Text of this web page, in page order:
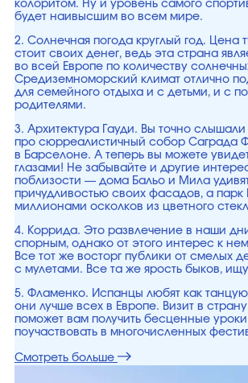
колоритом. Ну и уровень самого
будет наивысшим во всем мире.
2. Солнечная погода круглый год. Цена
стоит своих денег, ведь эта страна
во всей Европе по количеству
Средиземноморский климат отлично
для семейного отдыха и с детьми, и с
родителями.
3. Архитектура Гауди. Вы точно слышали
про сюрреалистичный собор Саграда
в Барселоне. А теперь вы можете
глазами! Не забывайте и другие
поблизости — дома Бальо и Мила
причудливостью своих фасадов, а парк
миллионами осколков из цветного
4. Коррида. Это развлечение в наши
спорным, однако от этого интерес к
Все тот же восторг публики от смелых
с мулетами. Все та же ярость быков,
5. Фламенко. Испанцы любят как
они лучше всех в Европе. Визит в
поможет вам получить бесценные
поучаствовать в многочисленных
Смотреть больше